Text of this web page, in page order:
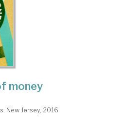
money
New Jersey, 2016